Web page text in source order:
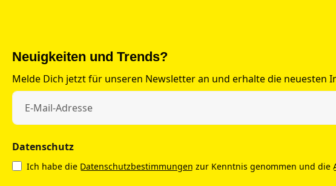
Neuigkeiten und Trends?
Melde Dich jetzt für unseren Newsletter an und erhalte die neuesten
Datenschutz
Ich habe die Datenschutzbestimmungen zur Kenntnis genommen und die